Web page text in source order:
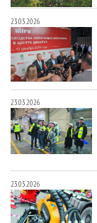
23.03.2026
23.03.2026
23.03.2026